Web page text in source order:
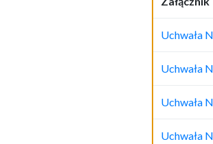
Uchwała
Uchwała
Uchwała
Uchwała